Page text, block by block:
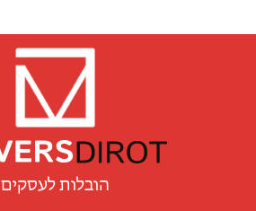
הובלות לעסקים